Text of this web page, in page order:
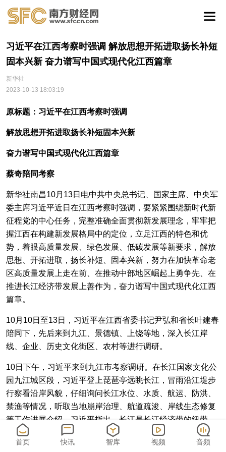
习近平在江西考察时强调 解放思想开拓进取扬长补短
固本兴新 奋力谱写中国式现代化江西篇章
新华社
2023-10-13 18:03:19
原标题：习近平在江西考察时强调
解放思想开拓进取扬长补短固本兴新
奋力谱写中国式现代化江西篇章
蔡奇陪同考察
新华社南昌10月13日电中共中央总书记、国家主席、中央军
委主席习近平近日在江西考察时强调，要紧紧围绕新时代新
征程党的中心任务，完整准确全面贯彻新发展理念，牢牢把
握江西在构建新发展格局中的定位，立足江西的特色和优
势，着眼高质量发展、绿色发展、低碳发展等新要求，解放
思想、开拓进取，扬长补短、固本兴新，努力在加快革命老
区高质量发展上走在前、在推动中部地区崛起上勇争先、在
推进长江经济带发展上善作为，奋力谱写中国式现代化江西
篇章。
10月10日至13日，习近平在江西省委书记尹弘和省长叶建春
陪同下，先后来到九江、景德镇、上饶等地，深入长江岸
线、企业、历史文化街区、农村等进行调研。
10日下午，习近平来到九江市考察调研。在长江国家文化公
园九江城区段，习近平登上琵琶亭远眺长江，冒雨沿江堤步
行察看沿岸风貌，仔细询问长江水位、水质、航运、防洪、
禁渔等情况，听取当地崩岸治理、航道疏浚、岸线生态修复
等工作进展介绍。习近平指出，长江是长江经济带的纽带。
无论未来长江经济带怎么发展、发展到哪个阶段，都不可能
离开长江的哺育。要从人与自然和谐共生的生命共同体出
首页 快讯 智库 视频 音频